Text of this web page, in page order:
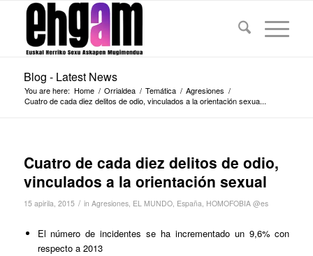
Blog - Latest News
You are here: Home / Orrialdea / Temática / Agresiones /
Cuatro de cada diez delitos de odio, vinculados a la orientación sexua...
Cuatro de cada diez delitos de odio,
vinculados a la orientación sexual
15 apirila, 2015 / in Agresiones, EL MUNDO, España, HOMOFOBIA @es
El número de incidentes se ha incrementado un 9,6% con
respecto a 2013